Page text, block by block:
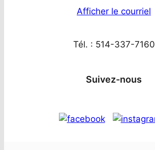
Afficher le courriel
Tél. : 514-337-7160
Suivez-nous